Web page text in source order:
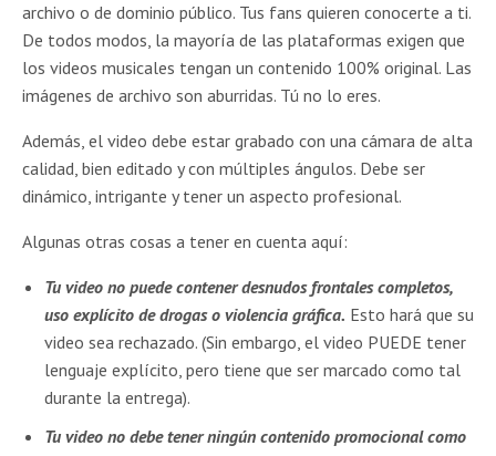
archivo o de dominio público. Tus fans quieren conocerte a ti.
De todos modos, la mayoría de las plataformas exigen que
los videos musicales tengan un contenido 100% original. Las
imágenes de archivo son aburridas. Tú no lo eres.
Además, el video debe estar grabado con una cámara de alta
calidad, bien editado y con múltiples ángulos. Debe ser
dinámico, intrigante y tener un aspecto profesional.
Algunas otras cosas a tener en cuenta aquí:
Tu video no puede contener desnudos frontales completos,
uso explícito de drogas o violencia gráfica. Esto hará que su
video sea rechazado. (Sin embargo, el video PUEDE tener
lenguaje explícito, pero tiene que ser marcado como tal
durante la entrega).
Tu video no debe tener ningún contenido promocional como